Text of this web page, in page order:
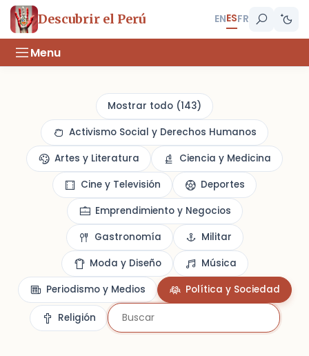
Descubrir el Perú ENESFR
Menu
Mostrar todo (143)
Activismo Social y Derechos Humanos
Artes y Literatura
Ciencia y Medicina
Cine y Televisión
Deportes
Emprendimiento y Negocios
Gastronomía
Militar
Moda y Diseño
Música
Periodismo y Medios
Política y Sociedad
Religión